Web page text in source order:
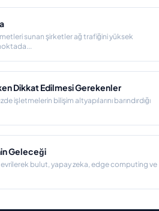
sunan şirketler ağ trafiğini yüksek
Dikkat Edilmesi Gerekenler
işletmelerin bilişim altyapılarını barındırdığı
Geleceği
evrilerek bulut, yapay zeka, edge computing ve